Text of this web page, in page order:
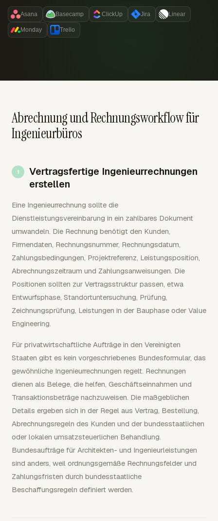
Asana Basecamp ClickUp Jira Linear
Monday Trello
Abrechnung und Rechnungsworkflow für
Ingenieurbüros
Vertragsfertige Ingenieurrechnungen
erstellen
Eine Ingenieurrechnung sollte die
Dienstleistungsvereinbarung in ein zahlbares Dokument
umwandeln. Die Rechnung benötigt den Kunden,
Firmendaten, Rechnungsnummer, Rechnungsdatum,
Zahlungsbedingungen, Projektreferenz, Leistungsposition,
Abrechnungszeitraum und Zahlungsanweisungen. Die
Positionen sollten zur Vertragsstruktur passen, etwa
Entwurfsphase, Standortuntersuchung, Prüfung,
Zeichnungsprüfung, Leistungen in der Bauphase oder Value
Engineering.
Für privatwirtschaftliche Aufträge in den Vereinigten
Staaten gibt es kein vorgeschriebenes Bundesformular, das
gewöhnliche Ingenieurrechnungen regelt. Rechnungen
dienen als Belege, die helfen, Geschäftseinnahmen und
Transaktionsbeträge nachzuweisen. Die maßgeblichen
Details ergeben sich in der Regel aus Vertrag, Bestellung,
Abrechnungsregeln des Kunden und der bundesstaatlichen
oder lokalen umsatzsteuerlichen Behandlung.
Bundesaufträge für Architekten- und Ingenieurleistungen
sind anders, weil ordnungsgemäße Rechnungsfelder und
Zahlungsfristen durch bundesstaatliche
Beschaffungsregeln definiert werden.